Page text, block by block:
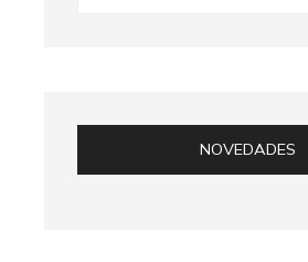
NOVEDADES